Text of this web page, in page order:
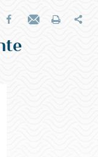
Partager sur Facebook
Envoyer par e-mail
Imprimer